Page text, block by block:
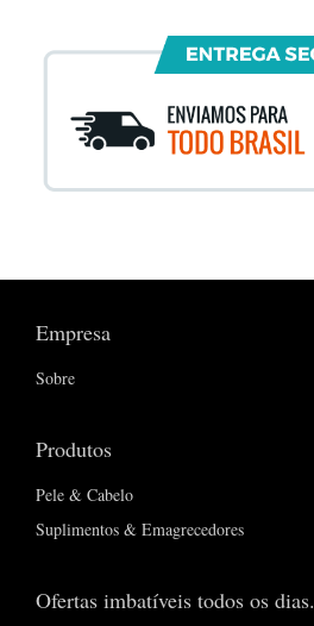
Empresa
Sobre
Produtos
Pele & Cabelo
Suplimentos & Emagrecedores
Ofertas imbatíveis todos os dias.